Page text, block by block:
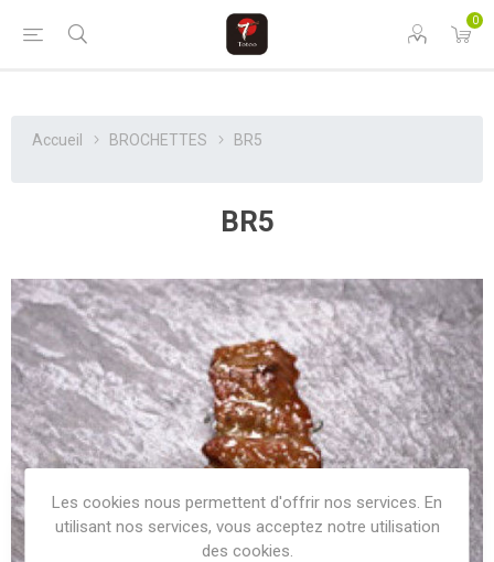
0
Accueil BROCHETTES BR5
BR5
Les cookies nous permettent d'offrir nos services. En
utilisant nos services, vous acceptez notre utilisation
des cookies.